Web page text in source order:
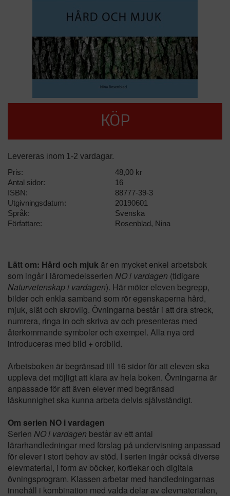
KÖP
Levereras inom 1-2 vardagar.
Pris:
48,00 kr
Antal sidor:
16
ISBN:
88777-39-3
Utgivningsdatum:
20190601
Språk:
Svenska
Författare:
Rosenblad, Nina
Lätt om: Hård och mjuk är en mycket enkel arbetsbok
som ingår i läromedelsserien NO i vardagen (tidigare
Naturvetenskap i vardagen). Här möter eleven begrepp,
bilder och enkla samband som rör egenskaperna hård,
mjuk, slät och skrovlig. Övningarna består i att dra streck,
numrera, ringa in och skriva av och presenteras med
återkommande symboler och exempel. Alla nya ord
introduceras med bild + ordbild.
Arbetsboken är begränsad till 16 sidor för att eleven ska
uppleva det möjligt att klara av hela boken. Övningarna är
anpassade för att även elever med begränsad
läskunnighet ska kunna arbeta delvis självständigt.
Om serien NO i vardagen
Serien NO i vardagen består av ett antal
lärarhandledningar med förslag på undervisning anpassad
för elever i stort behov av stöd. I serien ingår också diverse
elevmaterial, i form av böcker, kortlekar och digitala
övningsprogram. Klassen arbetar med handledningarnas
innehåll i kombination med valda delar av elevmaterialen,